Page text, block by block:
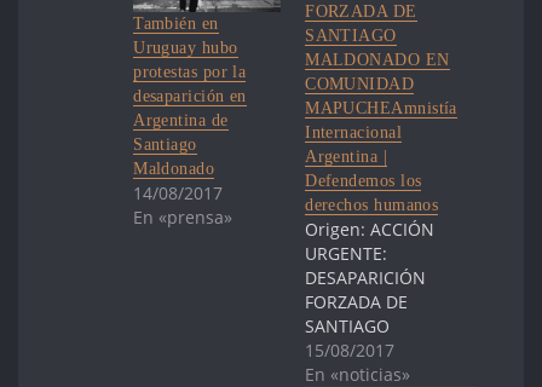
También en
Uruguay hubo
protestas por la
desaparición en
Argentina de
Santiago
Maldonado
14/08/2017
En «prensa»
FORZADA DE
SANTIAGO
MALDONADO EN
COMUNIDAD
MAPUCHEAmnistía
Internacional
Argentina |
Defendemos los
derechos humanos
Origen: ACCIÓN
URGENTE:
DESAPARICIÓN
FORZADA DE
SANTIAGO
MALDONADO EN
COMUNIDAD
15/08/2017
En «noticias»